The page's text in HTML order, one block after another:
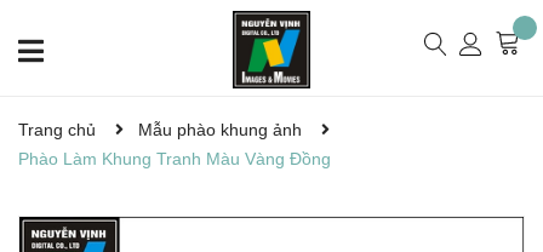
Trang chủ
Mẫu phào khung ảnh
Phào Làm Khung Tranh Màu Vàng Đồng